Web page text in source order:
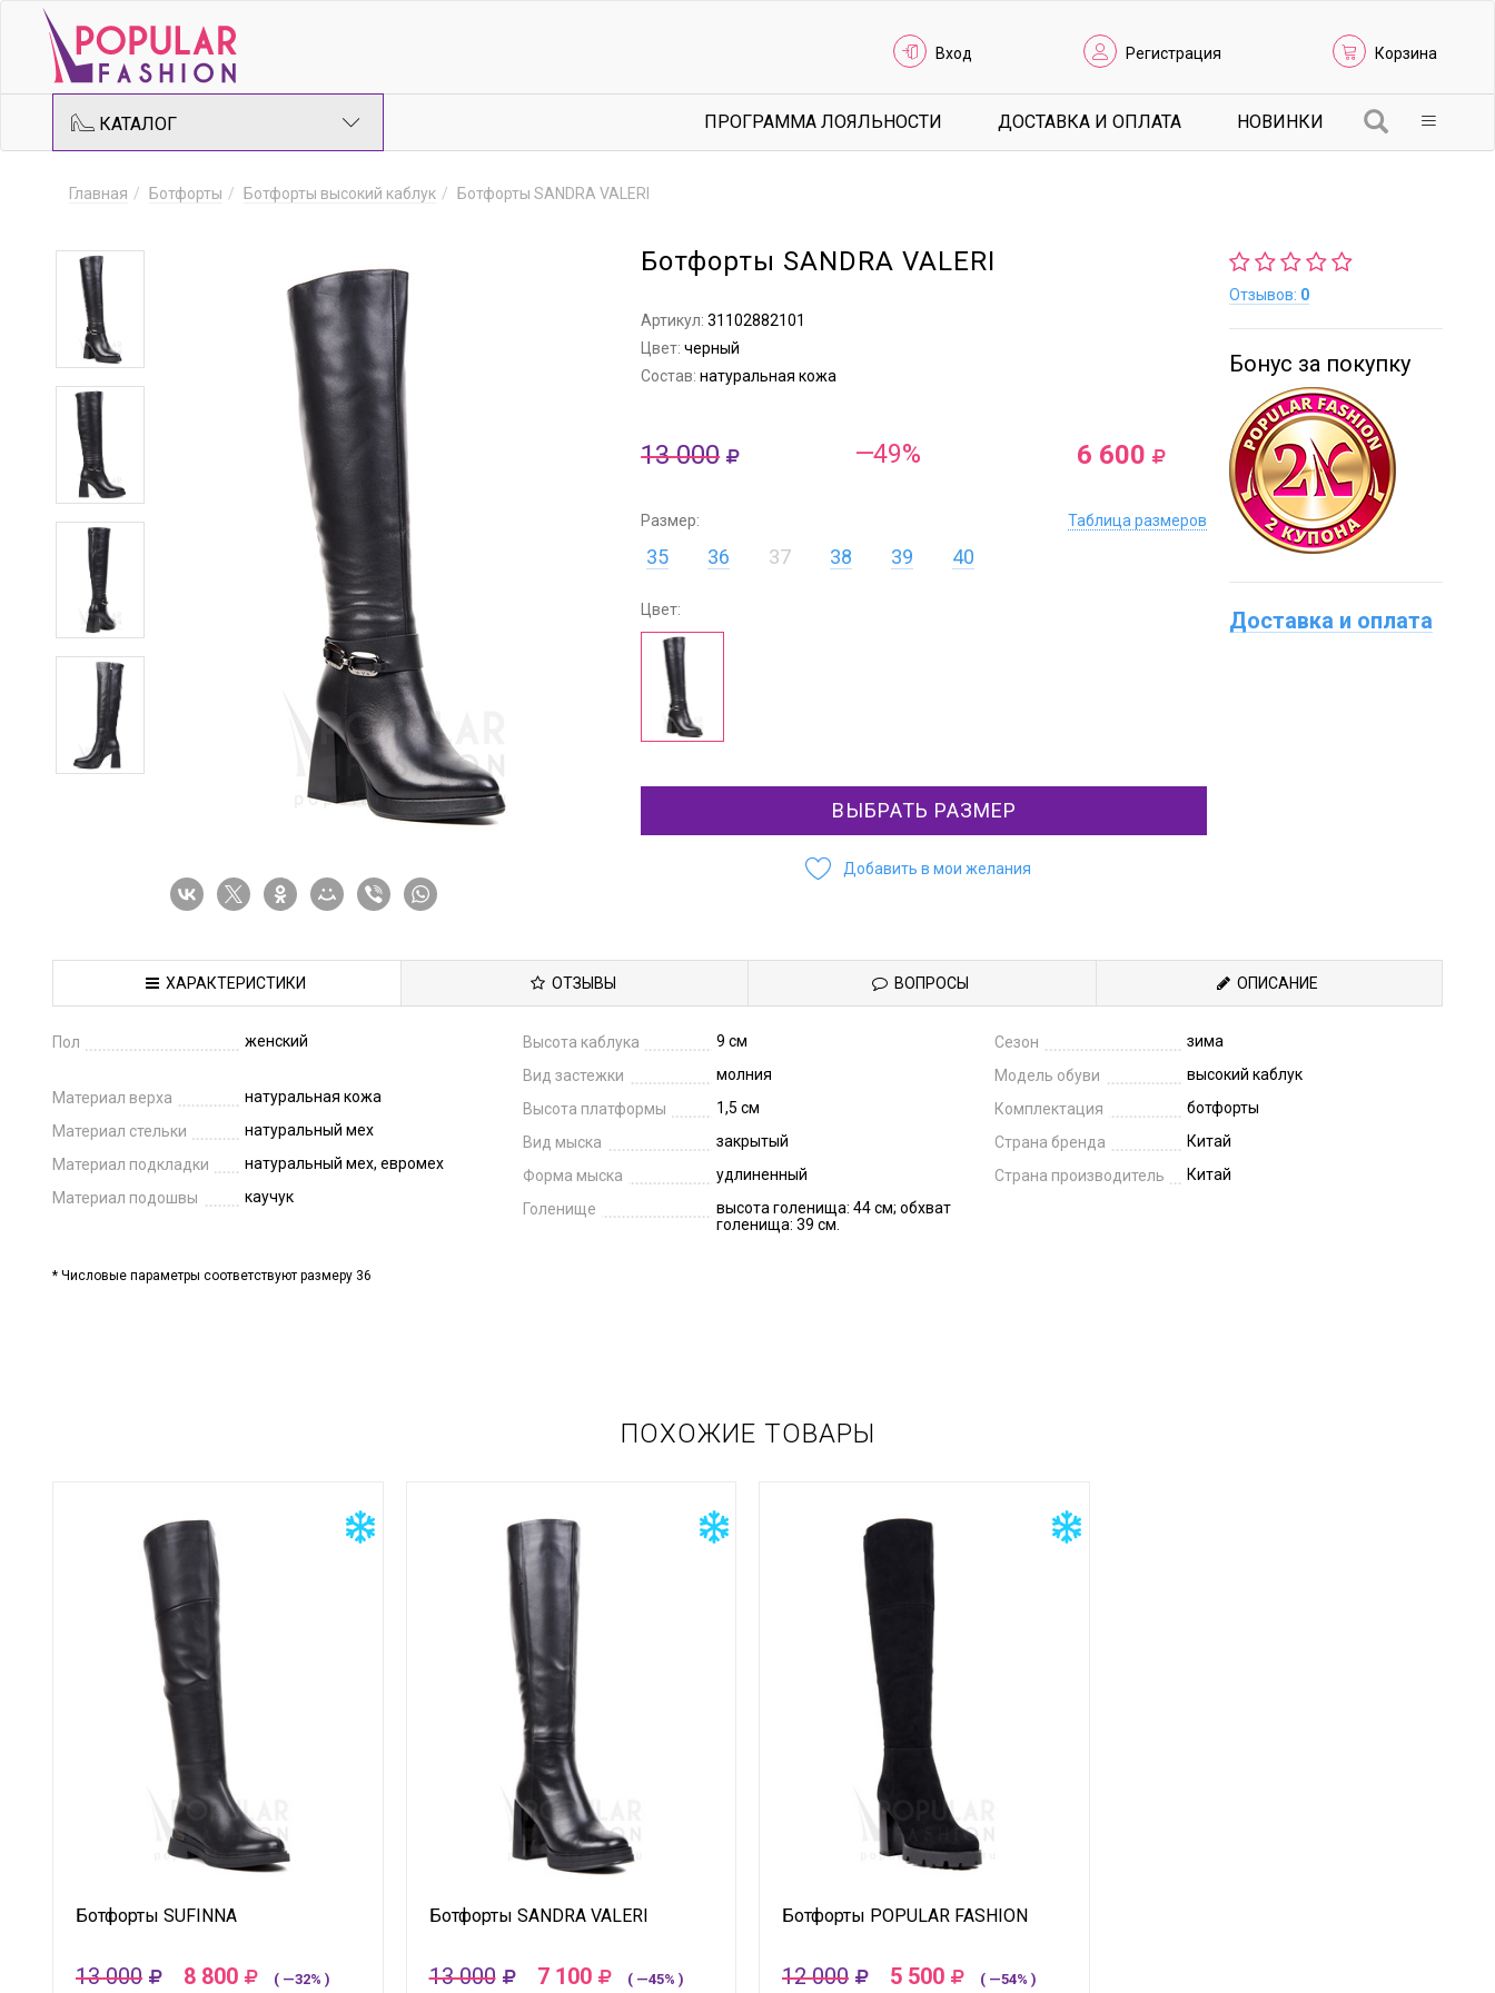
Вход Регистрация Корзина
КАТАЛОГ ПРОГРАММА ЛОЯЛЬНОСТИ ДОСТАВКА И ОПЛАТА НОВИНКИ
Главная Ботфорты Ботфорты высокий каблук Ботфорты SANDRA VALERI
Ботфорты SANDRA VALERI
Артикул:31102882101
Цвет:черный
Состав:натуральная кожа
13 000 —49% 6 600
Размер: Таблица размеров
35 36 37 38 39 40
Цвет:
ВЫБРАТЬ РАЗМЕР
Добавить в мои желания
Отзывов: 0
Бонус за покупку
Доставка и оплата
ХАРАКТЕРИСТИКИ ОТЗЫВЫ ВОПРОСЫ ОПИСАНИЕ
Пол женский
Материал верха
натуральная кожа
Материал стельки
натуральный мех
Материал подкладки
натуральный мех, евромех
Материал подошвы
каучук
Высота каблука
9 см
Вид застежки
молния
Высота платформы
1,5 см
Вид мыска
закрытый
Форма мыска
удлиненный
Голенище
высота голенища: 44 см; обхват
голенища: 39 см.
Сезон
зима
Модель обуви
высокий каблук
Комплектация
ботфорты
Страна бренда
Китай
Страна производитель
Китай
* Числовые параметры соответствуют размеру 36
ПОХОЖИЕ ТОВАРЫ
Ботфорты SUFINNA
13 000 8 800 ( —32% )
Ботфорты SANDRA VALERI
13 000 7 100 ( —45% )
Ботфорты POPULAR FASHION
12 000 5 500 ( —54% )